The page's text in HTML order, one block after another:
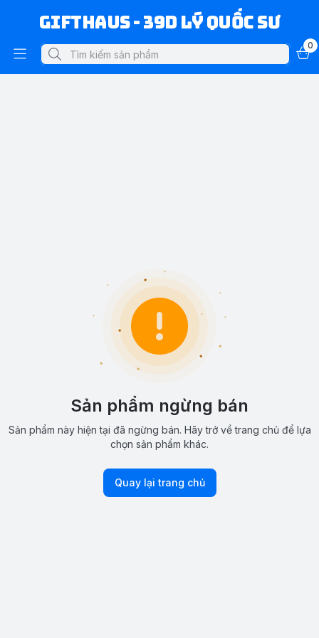
Gifthaus - 39D Lý Quốc Sư
0
Sản phẩm ngừng bán
Sản phẩm này hiện tại đã ngừng bán. Hãy trở về trang chủ để lựa
chọn sản phẩm khác.
Quay lại trang chủ